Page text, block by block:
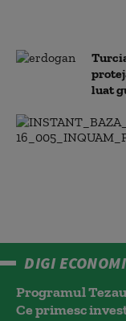
luat
DIGI
Programul
Ce primesc